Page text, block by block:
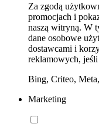
Za zgodą
promocjach i
naszą witryną. W
dane osobowe
dostawcami i
reklamowych,
Bing, Criteo,
Marketing